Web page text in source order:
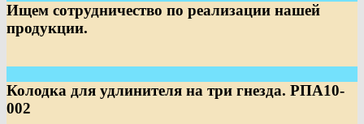
Ищем сотрудничество по реализации нашей
продукции.
Колодка для удлинителя на три гнезда. РПА10-
002